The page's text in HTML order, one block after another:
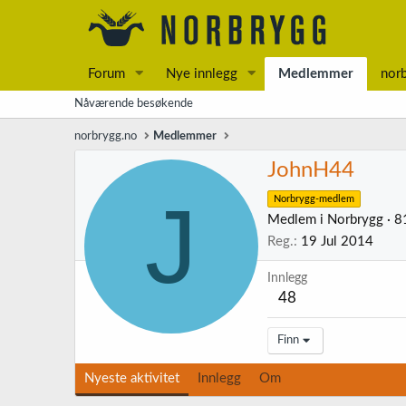
Forum Nye innlegg Medlemmer
Nåværende besøkende
norbrygg.no Medlemmer
J
JohnH44
Norbrygg-medlem
Medlem i Norbrygg ·
Reg.
19 Jul 2014
Innlegg
48
Finn
Nyeste aktivitet Innlegg Om